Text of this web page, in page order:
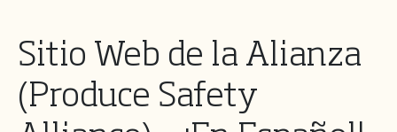
Sitio Web de la Alianza
(Produce Safety